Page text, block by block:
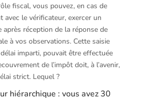
fiscal, vous pouvez, en cas de
avec le vérificateur, exercer un
après réception de la réponse de
à vos observations. Cette saisie
délai imparti, pouvait être effectuée
de l’impôt doit, à l’avenir,
strict. Lequel ?
hiérarchique : vous avez 30